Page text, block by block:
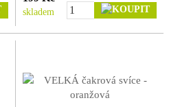
skladem